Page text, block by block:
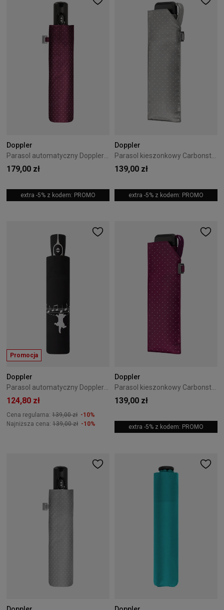
Doppler
179,00 zł
extra -5% z kodem: PROMO
Doppler
139,00 zł
extra -5% z kodem: PROMO
Promocja
Doppler
124,80 zł
Cena regularna: 139,00 zł -10%
Najniższa cena: 139,00 zł -10%
Doppler
139,00 zł
extra -5% z kodem: PROMO